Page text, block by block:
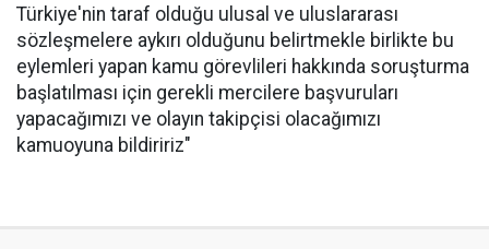
Türkiye'nin taraf olduğu ulusal ve uluslararası
sözleşmelere aykırı olduğunu belirtmekle birlikte bu
eylemleri yapan kamu görevlileri hakkında soruşturma
başlatılması için gerekli mercilere başvuruları
yapacağımızı ve olayın takipçisi olacağımızı
kamuoyuna bildiririz"